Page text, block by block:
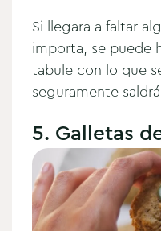
Si llegara a faltar
importa, se puede
tabule con lo que
seguramente
5. Galletas